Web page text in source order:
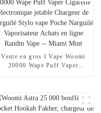
Vente en gros I Vape Woomi
20000 Wape Puff Vaper
Vaporisateur Achats en ligne
Randm Vape -- Miami Mint